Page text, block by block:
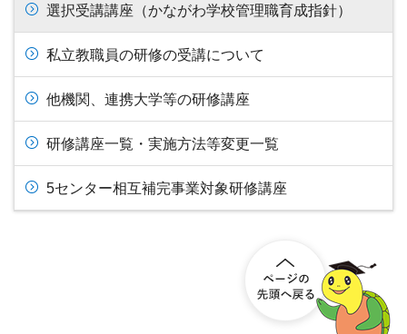
選択受講講座（かながわ学校管理職育成指針）
私立教職員の研修の受講について
他機関、連携大学等の研修講座
研修講座一覧・実施方法等変更一覧
5センター相互補完事業対象研修講座